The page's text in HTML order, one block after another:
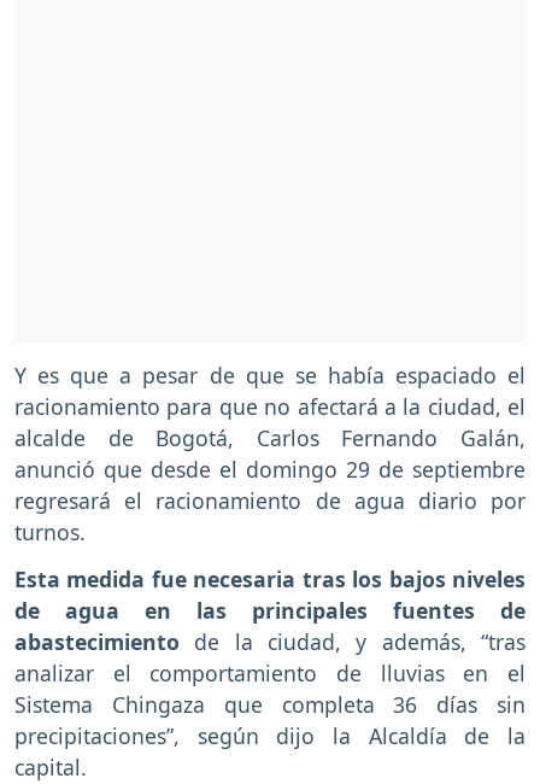
Y es que a pesar de que se había espaciado el
racionamiento para que no afectará a la ciudad, el
alcalde de Bogotá, Carlos Fernando Galán,
anunció que desde el domingo 29 de septiembre
regresará el racionamiento de agua diario por
turnos.
Esta medida fue necesaria tras los bajos niveles
de agua en las principales fuentes de
abastecimiento de la ciudad, y además, “tras
analizar el comportamiento de lluvias en el
Sistema Chingaza que completa 36 días sin
precipitaciones”, según dijo la Alcaldía de la
capital.